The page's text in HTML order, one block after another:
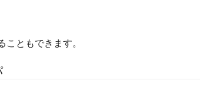
関数から
こともできます。